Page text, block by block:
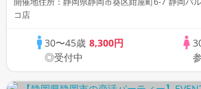
コ店
30〜45歳8,300円
◎受付中